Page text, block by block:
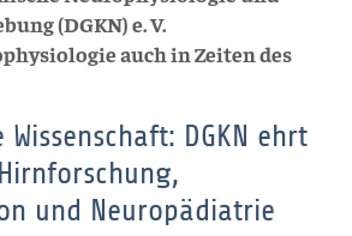
(DGKN) e. V.
auch in Zeiten des
DGKN ehrt
und Neuropädiatrie